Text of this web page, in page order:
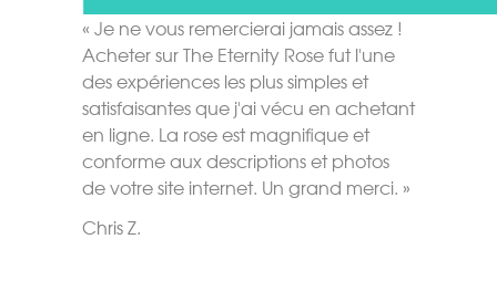
« Je ne vous remercierai jamais assez !
Acheter sur The Eternity Rose fut l'une
des expériences les plus simples et
satisfaisantes que j'ai vécu en achetant
en ligne. La rose est magnifique et
conforme aux descriptions et photos
de votre site internet. Un grand merci. »
Chris Z.